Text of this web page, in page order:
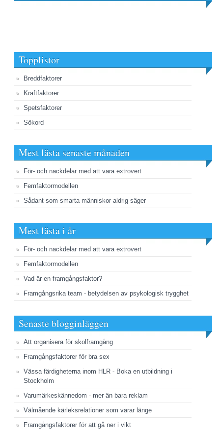
Topplistor
Breddfaktorer
Kraftfaktorer
Spetsfaktorer
Sökord
Mest lästa senaste månaden
För- och nackdelar med att vara extrovert
Femfaktormodellen
Sådant som smarta människor aldrig säger
Mest lästa i år
För- och nackdelar med att vara extrovert
Femfaktormodellen
Vad är en framgångsfaktor?
Framgångsrika team - betydelsen av psykologisk trygghet
Senaste blogginläggen
Att organisera för skolframgång
Framgångsfaktorer för bra sex
Vässa färdigheterna inom HLR - Boka en utbildning i
Stockholm
Varumärkeskännedom - mer än bara reklam
Välmående kärleksrelationer som varar länge
Framgångsfaktorer för att gå ner i vikt